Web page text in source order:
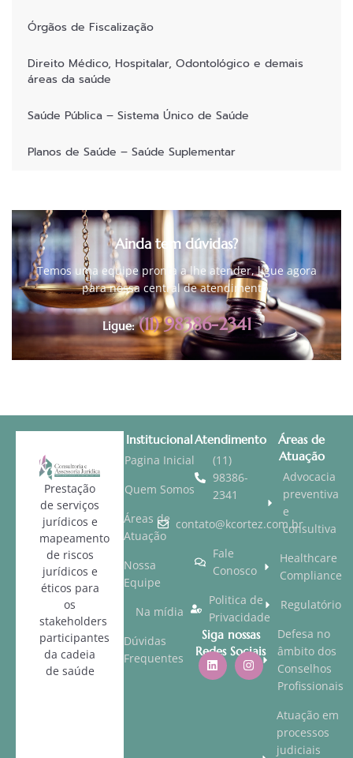
Órgãos de Fiscalização
Direito Médico, Hospitalar, Odontológico e demais
áreas da saúde
Saúde Pública – Sistema Único de Saúde
Planos de Saúde – Saúde Suplementar
Ainda tem dúvidas?
Temos uma equipe pronta a lhe atender, ligue agora
para nossa central de atendimento.
Ligue:(11) 98386-2341
Prestação
de serviços
jurídicos e
mapeamento
de riscos
jurídicos e
éticos para
os
stakeholders
participantes
da cadeia
de saúde
Institucional
Pagina Inicial
Quem Somos
Áreas de
Atuação
Nossa
Equipe
Na mídia
Dúvidas
Frequentes
Atendimento
(11)
98386-
2341
contato@kcortez.com.br
Fale
Conosco
Politica de
Privacidade
Siga nossas
Redes Sociais
Áreas de
Atuação
Advocacia
preventiva
e
consultiva
Healthcare
Compliance
Regulatório
Defesa no
âmbito dos
Conselhos
Profissionais
Atuação em
processos
judiciais